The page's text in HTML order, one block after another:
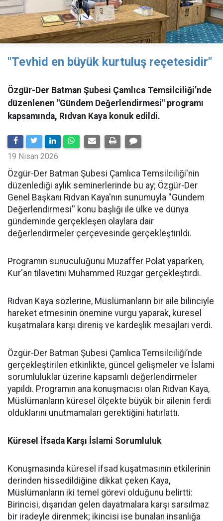
"Tevhid en büyük kurtuluş reçetesidir"
Özgür-Der Batman Şubesi Çamlıca Temsilciliği’nde
düzenlenen "Gündem Değerlendirmesi" programı
kapsamında, Rıdvan Kaya konuk edildi.
19 Nisan 2026
​Özgür-Der Batman Şubesi Çamlıca Temsilciliği'nin
düzenlediği aylık seminerlerinde bu ay; Özgür-Der
Genel Başkanı Rıdvan Kaya'nın sunumuyla ''Gündem
Değerlendirmesi'' konu başlığı ile ülke ve dünya
gündeminde gerçekleşen olaylara dair
değerlendirmeler çerçevesinde gerçekleştirildi.
Programın sunuculuğunu Muzaffer Polat yaparken,
Kur'an tilavetini Muhammed Rüzgar gerçekleştirdi.
Rıdvan Kaya sözlerine, Müslümanların bir aile bilinciyle
hareket etmesinin önemine vurgu yaparak, küresel
kuşatmalara karşı direniş ve kardeşlik mesajları verdi.
Özgür-Der Batman Şubesi Çamlıca Temsilciliği’nde
gerçekleştirilen etkinlikte, güncel gelişmeler ve İslami
sorumluluklar üzerine kapsamlı değerlendirmeler
yapıldı. Programın ana konuşmacısı olan Rıdvan Kaya,
Müslümanların küresel ölçekte büyük bir ailenin ferdi
olduklarını unutmamaları gerektiğini hatırlattı.
Küresel İfsada Karşı İslami Sorumluluk
Konuşmasında küresel ifsad kuşatmasının etkilerinin
derinden hissedildiğine dikkat çeken Kaya,
Müslümanların iki temel görevi olduğunu belirtti:
Birincisi, dışarıdan gelen dayatmalara karşı sarsılmaz
bir iradeyle direnmek; ikincisi ise bunalan insanlığa